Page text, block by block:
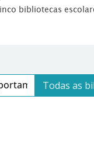
bibliotecas